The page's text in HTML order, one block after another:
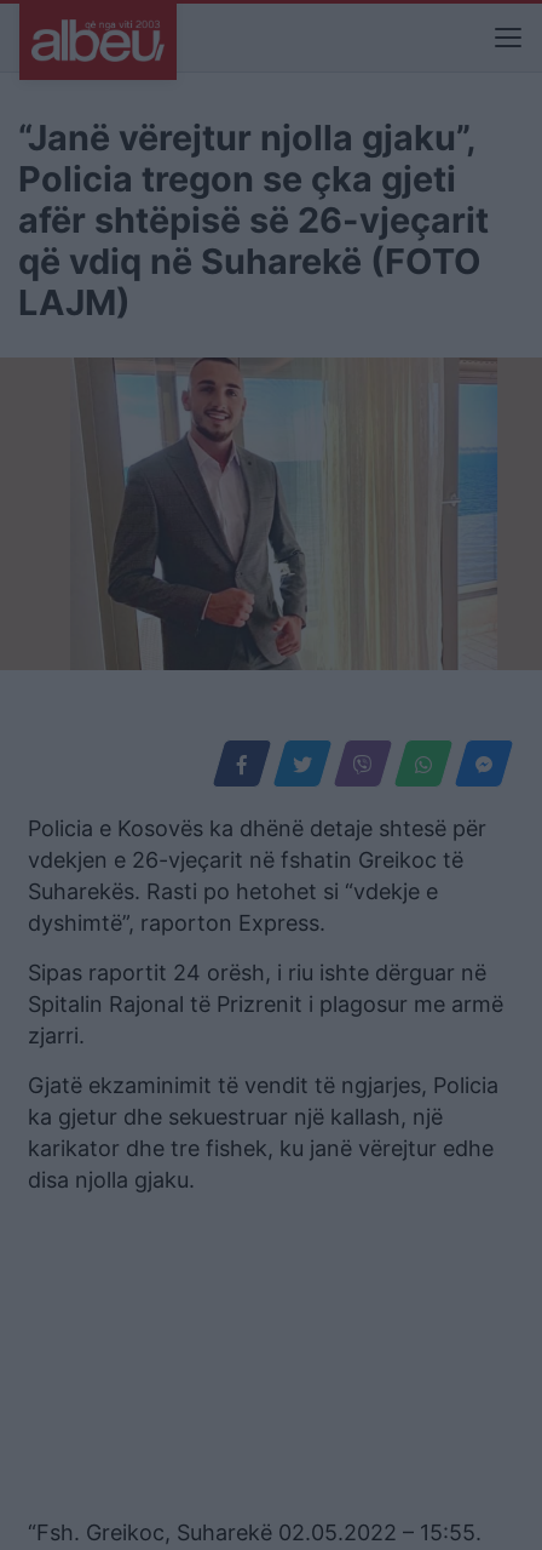
“Janë vërejtur njolla gjaku”,
Policia tregon se çka gjeti
afër shtëpisë së 26-vjeçarit
që vdiq në Suharekë (FOTO
LAJM)
Policia e Kosovës ka dhënë detaje shtesë për
vdekjen e 26-vjeçarit në fshatin Greikoc të
Suharekës. Rasti po hetohet si “vdekje e
dyshimtë”, raporton Express.
Sipas raportit 24 orësh, i riu ishte dërguar në
Spitalin Rajonal të Prizrenit i plagosur me armë
zjarri.
Gjatë ekzaminimit të vendit të ngjarjes, Policia
ka gjetur dhe sekuestruar një kallash, një
karikator dhe tre fishek, ku janë vërejtur edhe
disa njolla gjaku.
“Fsh. Greikoc, Suharekë 02.05.2022 – 15:55.